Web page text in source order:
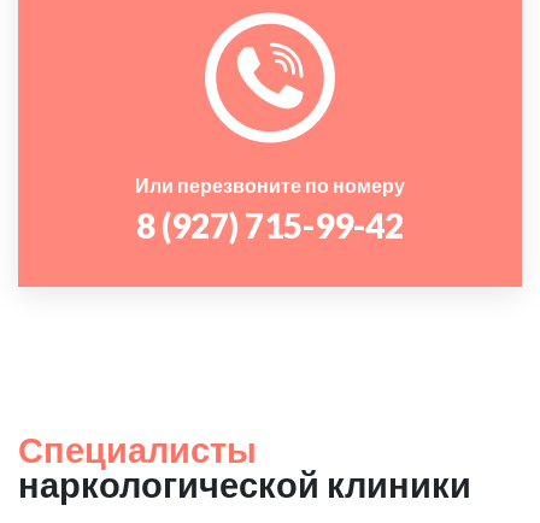
Или перезвоните по номеру
8 (927) 715-99-42
Специалисты
наркологической клиники